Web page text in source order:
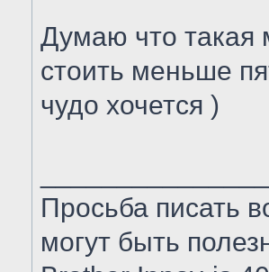
Думаю что такая
стоить меньше
чудо хочется )
Просьба писать
могут быть